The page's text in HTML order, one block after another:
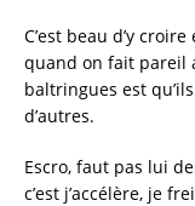
C’est beau d’y
quand on fait pareil
baltringues est
d’autres.
Escro, faut pas lui
c’est j’accélère, je